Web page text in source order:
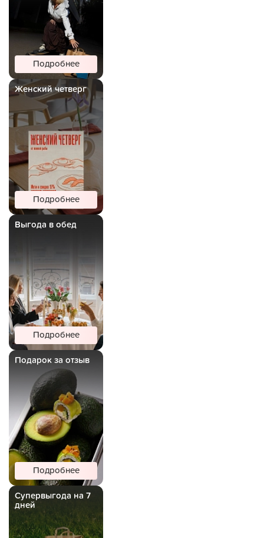
Подробнее
Женский четверг
Подробнее
Выгода в обед
Подробнее
Подарок за отзыв
Подробнее
Супервыгода на 7
дней